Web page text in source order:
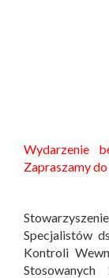
Wydarzenie
Zapraszamy
Specjalistów
Kontroli